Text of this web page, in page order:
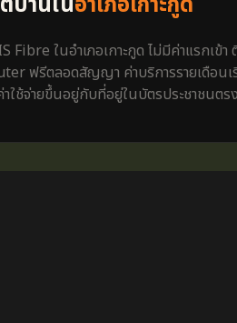
Fibre ในอำเภอเกาะกูด ไม่มีค่าแรกเข้า
ฟรีตลอดสัญญา ค่าบริการรายเดือนเ
ใช้จ่ายขึ้นอยู่กับที่อยู่ในบัตรประชาชนตร